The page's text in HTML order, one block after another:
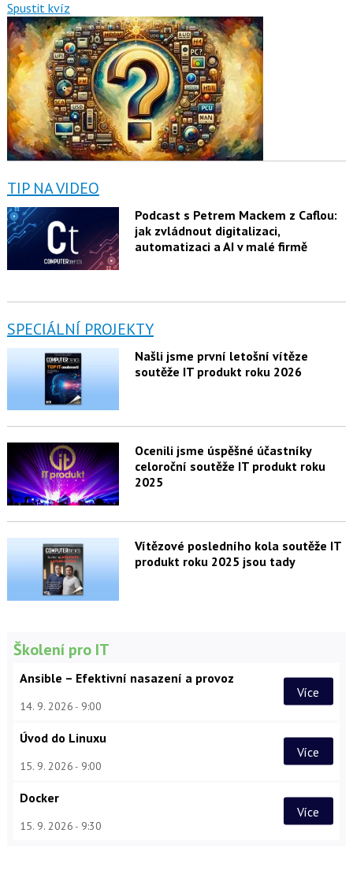
Spustit kvíz
TIP NA VIDEO
Podcast s Petrem Mackem z Caflou:
jak zvládnout digitalizaci,
automatizaci a AI v malé firmě
SPECIÁLNÍ PROJEKTY
Našli jsme první letošní vítěze
soutěže IT produkt roku 2026
Ocenili jsme úspěšné účastníky
celoroční soutěže IT produkt roku
2025
Vítězové posledního kola soutěže IT
produkt roku 2025 jsou tady
Školení pro IT
Ansible – Efektivní nasazení a provoz
14. 9. 2026 9:00
Více
Úvod do Linuxu
15. 9. 2026 9:00
Více
Docker
15. 9. 2026 9:30
Více